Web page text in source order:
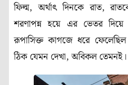
ফিল্ম,অর্থাৎ দিনকে রাত,
শরণাপন্ন হয়ে এর ভেতর
রূপাসিক্ত কাগজে ধরে ফেলেছিল
ঠিক যেমন দেখা,অবিকল তেমনই।